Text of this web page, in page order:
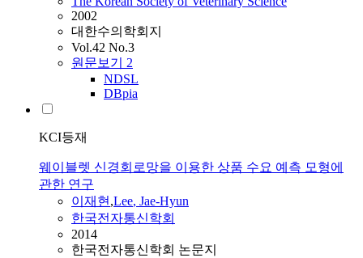
2002
대한수의학회지
Vol.42 No.3
원문보기 2
NDSL
DBpia
KCI등재
웨이블렛 신경회로망을 이용한 상품 수요 예측 모형에
관한 연구
이재현,Lee, Jae-Hyun
한국전자통신학회
2014
한국전자통신학회 논문지